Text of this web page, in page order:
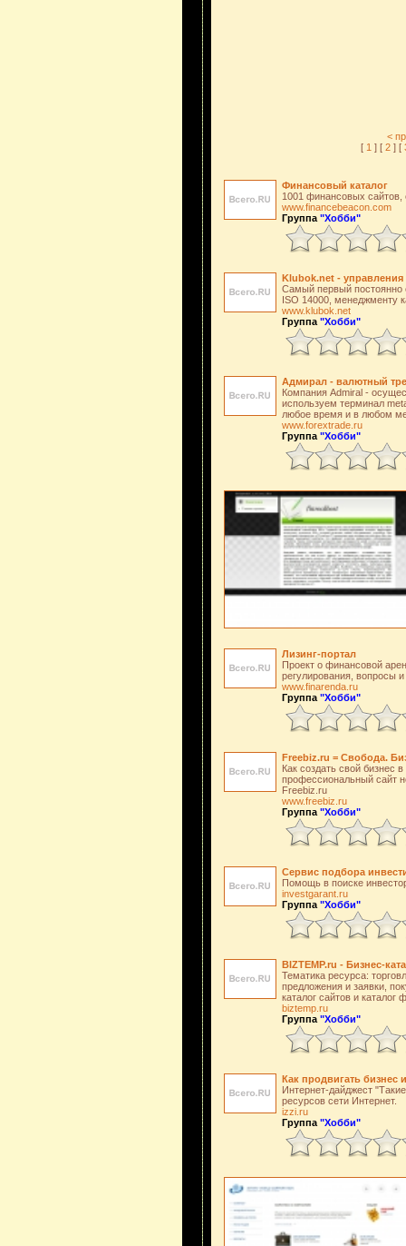
<
[1 ] [2 ] [
Финансовый каталог
1001 финансовых
www.financebeacon.com
Группа "Хобби"
Klubok.net - управления
Самый первый постоянно
ISO 14000, менеджменту
www.klubok.net
Группа "Хобби"
Адмирал - валютный
Компания Admiral -
используем терминал
любое время и в любом
www.forextrade.ru
Группа "Хобби"
Лизинг-портал
Проект о финансовой
регулирования, вопросы
www.finarenda.ru
Группа "Хобби"
Freebiz.ru = Свобода.
Как создать свой бизнес
профессиональный сайт
Freebiz.ru
www.freebiz.ru
Группа "Хобби"
Сервис подбора
Помощь в поиске
investgarant.ru
Группа "Хобби"
BIZTEMP.ru - Бизнес-
Тематика ресурса:
предложения и заявки,
каталог сайтов и
biztemp.ru
Группа "Хобби"
Как продвигать бизнес
Интернет-дайджест
ресурсов сети Интернет.
izzi.ru
Группа "Хобби"